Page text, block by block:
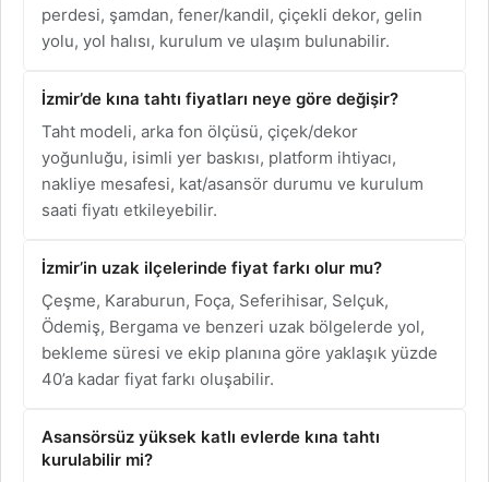
perdesi, şamdan, fener/kandil, çiçekli dekor, gelin
yolu, yol halısı, kurulum ve ulaşım bulunabilir.
İzmir’de kına tahtı fiyatları neye göre değişir?
Taht modeli, arka fon ölçüsü, çiçek/dekor
yoğunluğu, isimli yer baskısı, platform ihtiyacı,
nakliye mesafesi, kat/asansör durumu ve kurulum
saati fiyatı etkileyebilir.
İzmir’in uzak ilçelerinde fiyat farkı olur mu?
Çeşme, Karaburun, Foça, Seferihisar, Selçuk,
Ödemiş, Bergama ve benzeri uzak bölgelerde yol,
bekleme süresi ve ekip planına göre yaklaşık yüzde
40’a kadar fiyat farkı oluşabilir.
Asansörsüz yüksek katlı evlerde kına tahtı
kurulabilir mi?